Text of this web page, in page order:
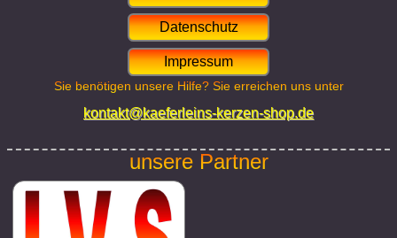
Datenschutz
Impressum
Sie benötigen unsere Hilfe? Sie erreichen uns unter
kontakt@kaeferleins-kerzen-shop.de
unsere Partner